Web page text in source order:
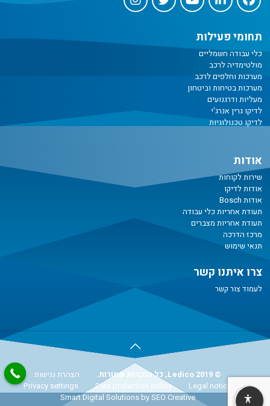
תחומי פעילות
כלי עבודה חשמליים
מולטימדיה לרכב
מערכות וחלפים לרכב
מערכות בטיחות וביטחון
מעליות ודרגנועים
לדיקו גרין אנרג'י
לדיקו טכנולוגיות
אודות
שירות לקוחות
אודות לדיקו
אודות Bosch
תעודת אחריות כלי עבודה
תעודת אחריות מצברים
מרכז הדרכה
תנאי שימוש
צרו איתנו קשר
לעמוד צור קשר
© Ledico 2019, כל הזכויות שמורות.
הצהרת נגישות
Legal notice
Data protection policy
Privacy settings
Smart Digital Solutionsby SEO Creative